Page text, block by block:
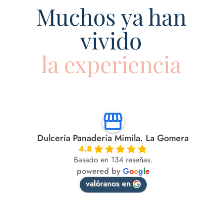
Muchos ya han
vivido
la experiencia
Dulcería Panadería Mimila. La Gomera
4.8
Basado en 134 reseñas.
powered by Google
valóranos en